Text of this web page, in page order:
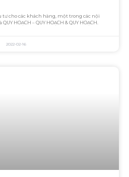
tư cho các khách hàng, một trong các nội
HOẠCH – QUY HOẠCH & QUY HOẠCH.
2022-02-16